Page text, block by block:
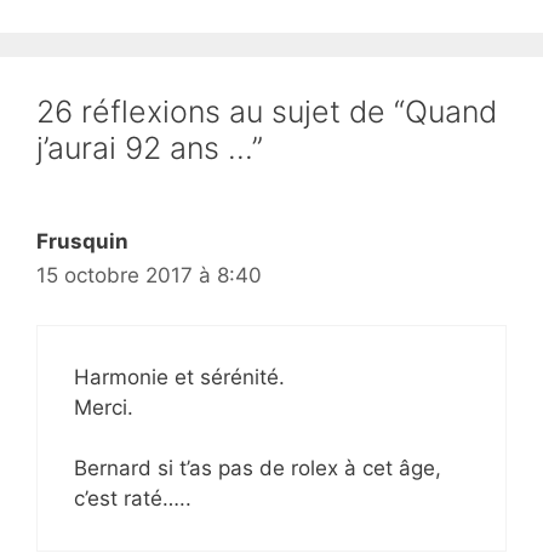
26 réflexions au sujet de “Quand
j’aurai 92 ans …”
Frusquin
15 octobre 2017 à 8:40
Harmonie et sérénité.
Merci.
Bernard si t’as pas de rolex à cet âge,
c’est raté…..